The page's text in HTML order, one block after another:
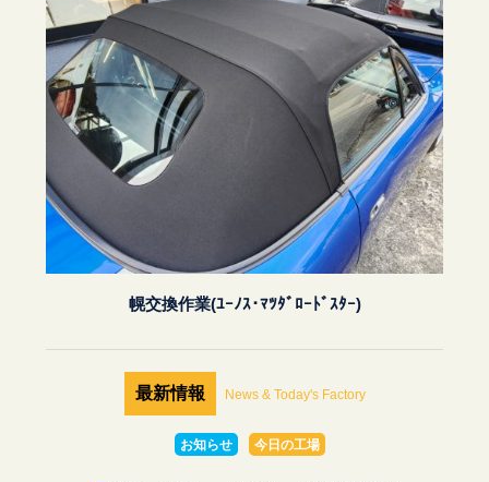
幌交換作業(ﾕｰﾉｽ･ﾏﾂﾀﾞﾛｰﾄﾞｽﾀｰ)
最新情報 News & Today's Factory
お知らせ 今日の工場